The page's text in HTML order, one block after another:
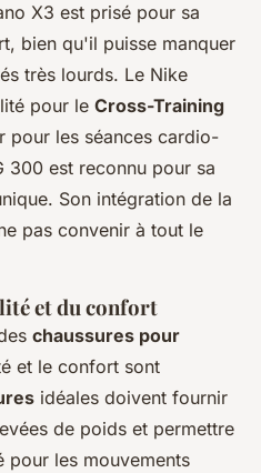
X3 est prisé pour sa
bien qu'il puisse manquer
très lourds. Le Nike
pour le Cross-Training
pour les séances cardio-
300 est reconnu pour sa
Son intégration de la
pas convenir à tout le
et du confort
chaussures pour
et le confort sont
idéales doivent fournir
de poids et permettre
pour les mouvements